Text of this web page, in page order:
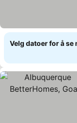
Velg datoer for å